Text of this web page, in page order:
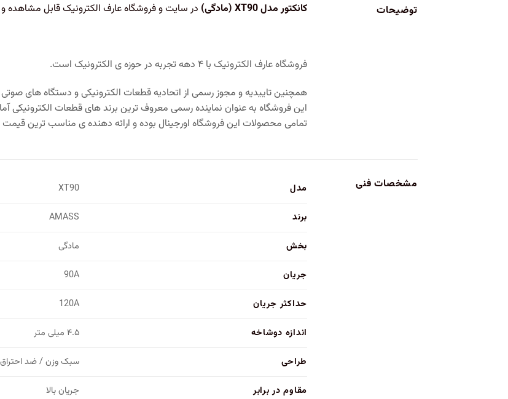
توضیحات کانکتور مدل XT90 (مادگی) در سایت و فروشگاه عارف الکترونیک قابل
فروشگاه عارف الکترونیک با ۴ دهه تجربه در حوزه ی الکترونیک است.
همچنین تاییدیه و مجوز رسمی از اتحادیه قطعات الکترونیکی و دستگاه های صوتی
این فروشگاه به عنوان نماینده رسمی معروف ترین برند های قطعات الکترونیکی
تمامی محصولات این فروشگاه اورجینال بوده و ارائه دهنده ی مناسب ترین قیمت
مشخصات فنی مدل XT90
برند AMASS
بخش مادگی
جریان 90A
حداکثر جریان 120A
اندازه دوشاخه ۴.۵ میلی متر
طراحی سبک وزن / ضد احتراق
مقاوم در برابر جریان بالا